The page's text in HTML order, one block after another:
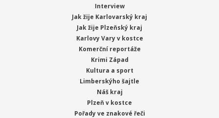
Interview
Jak žije Karlovarský kraj
Jak žije Plzeňský kraj
Karlovy Vary v kostce
Komerční reportáže
Krimi Západ
Kultura a sport
Limberskýho šajtle
Náš kraj
Plzeň v kostce
Pořady ve znakové řeči